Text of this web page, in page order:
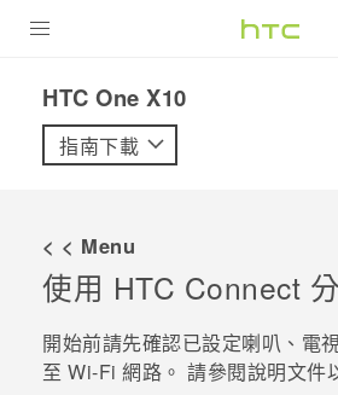
VIVE
配件
優惠專區
HTC One X10‎
指南下載
< < Menu
使用 HTC Connect
開始前請先確認已設定喇叭、電
至 Wi-Fi 網路。 請參閱說明文件